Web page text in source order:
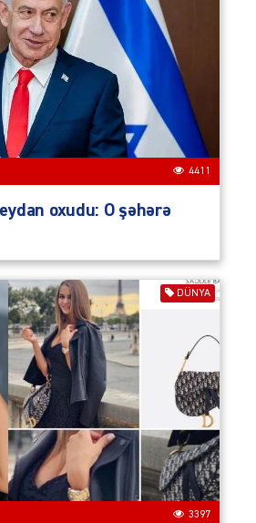
4411
oxudu: O şəhərə
DÜNYA
3397